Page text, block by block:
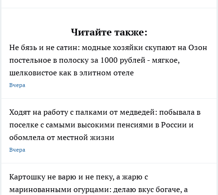
Читайте также:
Не бязь и не сатин: модные хозяйки скупают на Озон
постельное в полоску за 1000 рублей - мягкое,
шелковистое как в элитном отеле
Вчера
Ходят на работу с палками от медведей: побывала в
поселке с самыми высокими пенсиями в России и
обомлела от местной жизни
Вчера
Картошку не варю и не пеку, а жарю с
маринованными огурцами: делаю вкус богаче, а